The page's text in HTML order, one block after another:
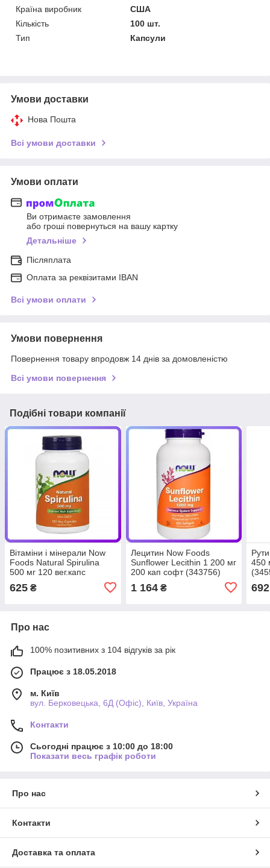
Країна виробник
США
Кількість
100 шт.
Тип
Капсули
Умови доставки
Нова Пошта
Всі умови доставки
Умови оплати
Ви отримаєте замовлення
або гроші повернуться на вашу картку
Детальніше
Післяплата
Оплата за реквізитами IBAN
Всі умови оплати
Умови повернення
Повернення товару впродовж 14 днів за домовленістю
Всі умови повернення
Подібні товари компанії
Вітаміни і мінерали Now
Foods Natural Spirulina
500 мг 120 вег.капс
625 ₴
Лецитин Now Foods
Sunflower Lecithin 1 200 мг
200 кап софт (343756)
1 164₴
450
692
Про нас
100% позитивних з 104 відгуків за рік
Працює з 18.05.2018
м. Київ
вул. Берковецька, 6Д (Офіс), Київ, Україна
Контакти
Сьогодні працює з 10:00 до 18:00
Показати весь графік роботи
Про нас
Контакти
Доставка та оплата